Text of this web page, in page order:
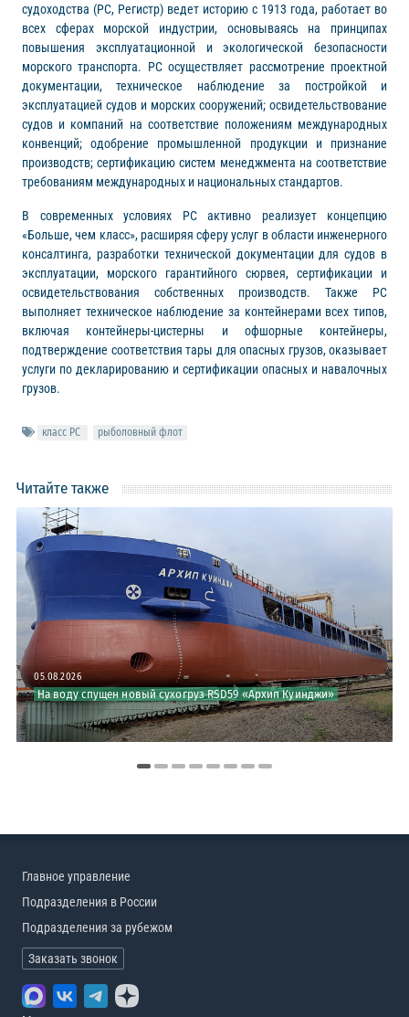
судоходства (РС, Регистр) ведет историю с 1913 года, работает во
всех сферах морской индустрии, основываясь на принципах
повышения эксплуатационной и экологической безопасности
морского транспорта. РС осуществляет рассмотрение проектной
документации, техническое наблюдение за постройкой и
эксплуатацией судов и морских сооружений; освидетельствование
судов и компаний на соответствие положениям международных
конвенций; одобрение промышленной продукции и признание
производств; сертификацию систем менеджмента на соответствие
требованиям международных и национальных стандартов.
В современных условиях РС активно реализует концепцию
«Больше, чем класс», расширяя сферу услуг в области инженерного
консалтинга, разработки технической документации для судов в
эксплуатации, морского гарантийного сюрвея, сертификации и
освидетельствования собственных производств. Также РС
выполняет техническое наблюдение за контейнерами всех типов,
включая контейнеры-цистерны и офшорные контейнеры,
подтверждение соответствия тары для опасных грузов, оказывает
услуги по декларированию и сертификации опасных и навалочных
грузов.
класс РС рыболовный флот
Читайте также
05.08.2026
На воду спущен новый сухогруз RSD59 «Архип Куинджи»
Главное управление
Подразделения в России
Подразделения за рубежом
Заказать звонок